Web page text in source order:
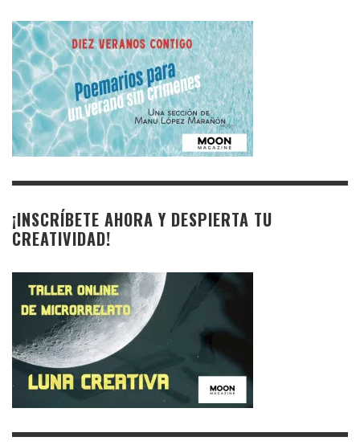
¡INSCRÍBETE AHORA Y DESPIERTA TU
CREATIVIDAD!